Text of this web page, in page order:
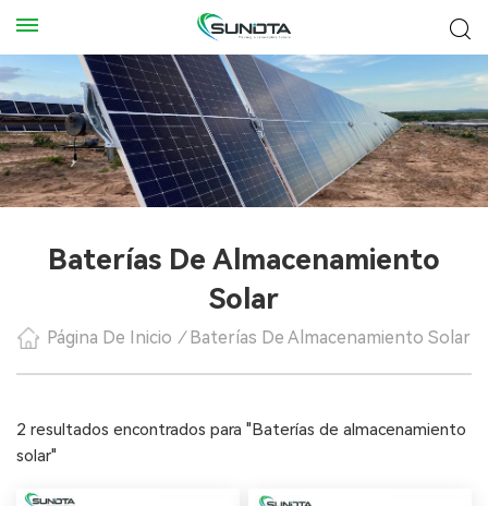
Baterías De Almacenamiento
Solar
Página De Inicio / Baterías De Almacenamiento Solar
2 resultados encontrados para "Baterías de almacenamiento
solar"